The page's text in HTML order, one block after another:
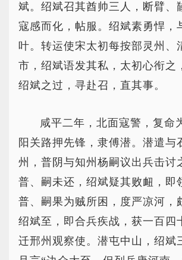
斌。绍斌召其酋帅三人，断臂、
寇感而化，帖服。绍斌素勇悍，
叶。转运使宋太初每按部灵州、
市，绍斌语发其私，太初心衔之
绍斌之过，寻赴召，直其事。
咸平二年，北面寇警，复命
阳关路押先锋，隶傅潜。潜遣与
州，普阴与知州杨嗣议出兵击讨
普、嗣未还，绍斌疑其败衄，即
普、嗣果为贼所困，度严凉河，
绍斌至，即合兵疾战，获一百四
迁邢州观察使。潜屯中山，绍斌